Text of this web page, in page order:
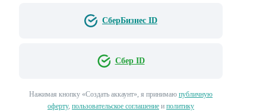
СберБизнес ID
Сбер ID
Нажимая кнопку «‎Создать аккаунт»‎, я принимаю публичную
оферту, пользовательское соглашение и политику